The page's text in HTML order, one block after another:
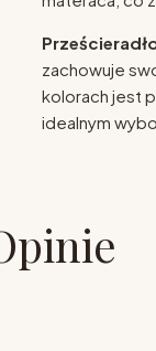
zachowuje
kolorach jest
idealnym